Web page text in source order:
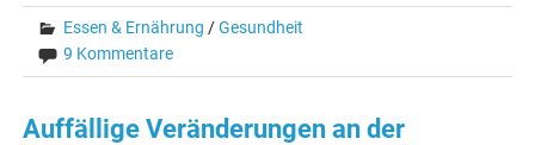
Essen & Ernährung /Gesundheit
9 Kommentare
Auffällige Veränderungen an der